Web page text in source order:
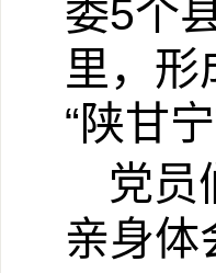
委5个
里，
“陕甘宁
党员
亲身体